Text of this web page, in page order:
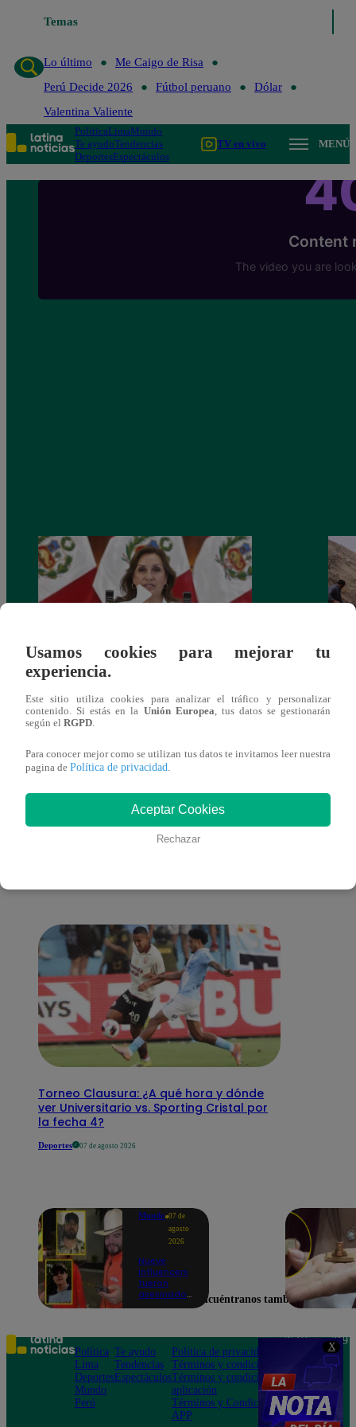
X
Temas
Lo último
Lo último
Me Caigo de Risa
Perú Decide 2026
Fútbol peruano
Dólar
Valentina Valiente
PolíticaLimaMundo
Te ayudoTendencias
DeportesEspectáculos
TV en vivo MENÚ
salario presidencial se aplique desde 2026
También te puede
Torneo Clausura: ¿A qué hora y dónde
ver Universitario vs. Sporting Cristal por
la fecha 4?
Deportes 07 de agosto 2026
Mundo 07 de
agosto
2026
Nueve
influencers
fueron
asesinados
el Cártel de
Sinaloa
Usamos cookies para mejorar tu
experiencia.
Este sitio utiliza cookies para analizar el tráfico y personalizar
contenido. Si estás en la Unión Europea , tus datos se gestionarán
según el RGPD
Para conocer mejor como se utilizan tus datos te invitamos leer nuestra
pagina de Política de privacidad
Aceptar Cookies
Rechazar
Encuéntranos también en
Política
Lima
Deportes
Mundo
Perú
Te ayudo
Tendencias
Espectáculos
Política de privacidad
Términos y condiciones
Términos y condiciones
aplicación
Términos y Condiciones
APP
Teléfono: 219
Av. San
Felipe 968
Jesús María